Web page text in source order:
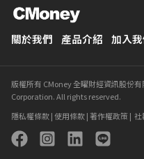
關於我們 產品介紹 加入
版權所有 CMoney 全曜財經資訊股份
Corporation. All rights reserved.
隱私權條款|使用條款| 著作權政策| 社